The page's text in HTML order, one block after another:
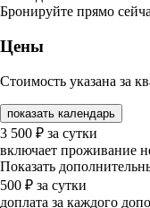
Бронируйте прямо
Цены
Стоимость указана за
показать календарь
3 500 ₽ за сутки
включает проживание
Показать
500 ₽ за сутки
доплата за каждого